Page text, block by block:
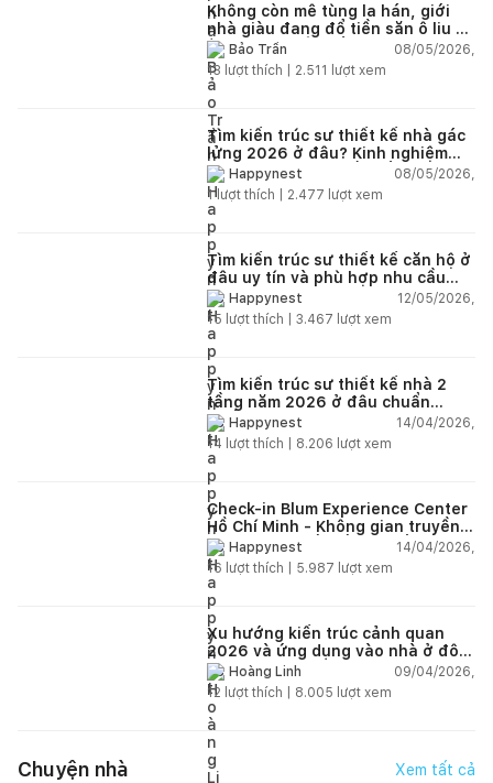
Không còn mê tùng la hán, giới
nhà giàu đang đổ tiền săn ô liu cổ
thụ từ châu Âu về ban công
Bảo Trần
08/05/2026,
13 lượt thích | 2.511 lượt xem
Tìm kiến trúc sư thiết kế nhà gác
lửng 2026 ở đâu? Kinh nghiệm
chọn đúng tránh tốn tiền
Happynest
08/05/2026,
1lượt thích | 2.477 lượt xem
Tìm kiến trúc sư thiết kế căn hộ ở
đâu uy tín và phù hợp nhu cầu
năm 2026?
Happynest
12/05/2026,
15 lượt thích | 3.467 lượt xem
Tìm kiến trúc sư thiết kế nhà 2
tầng năm 2026 ở đâu chuẩn
nhất?Happynest
14/04/2026,
14 lượt thích | 8.206 lượt xem
Check-in Blum Experience Center
Hồ Chí Minh - Không gian truyền
cảm hứng thiết kế nội thất
Happynest
14/04/2026,
16 lượt thích | 5.987 lượt xem
Xu hướng kiến trúc cảnh quan
2026 và ứng dụng vào nhà ở đô
thị hiện đại
Hoàng Linh
09/04/2026,
12 lượt thích | 8.005 lượt xem
Chuyện nhà Xem tất cả